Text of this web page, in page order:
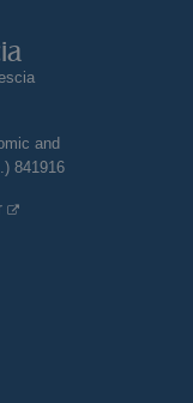
and
841916